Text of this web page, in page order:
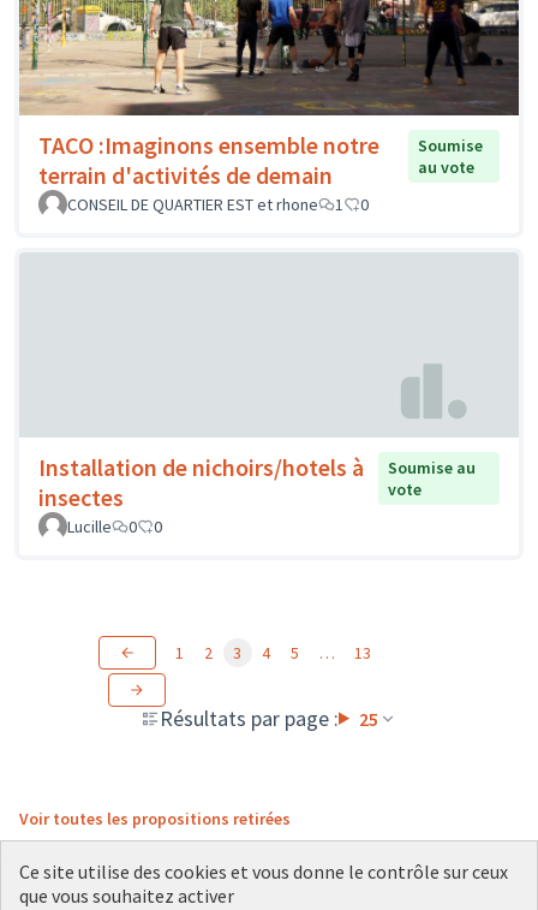
TACO :Imaginons ensemble notre
terrain d'activités de demain
Soumise
au vote
CONSEIL DE QUARTIER EST et rhone
1 0
Installation de nichoirs/hotels à
insectes
Soumise au
vote
Lucille
0 0
Résultats par page : 25
1 2 3 4 5 … 13
Voir toutes les propositions retirées
Ce site utilise des cookies et vous donne le contrôle sur ceux
que vous souhaitez activer